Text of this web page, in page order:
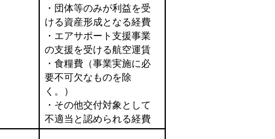
・団体等のみが利益を受
ける資産形成となる経費
・エアサポート支援事業
の支援を受ける航空運賃
・食糧費（事業実施に必
要不可欠なものを除
く。）
・その他交付対象として
不適当と認められる経費